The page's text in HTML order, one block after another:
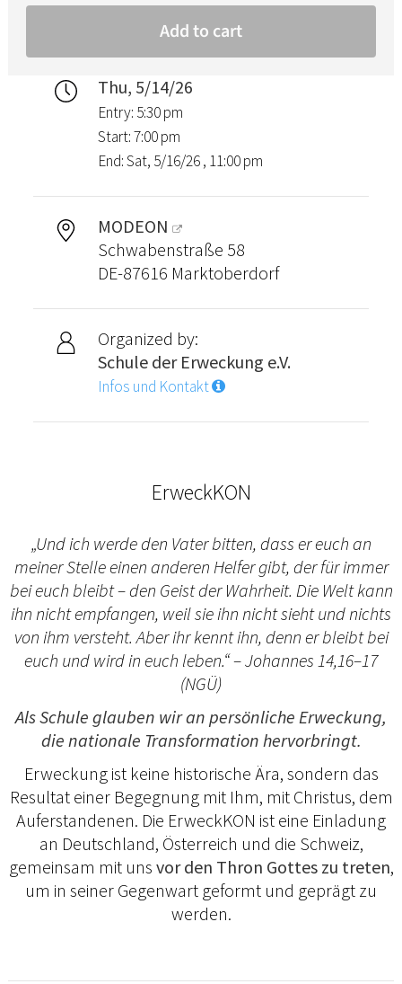
Thu, 5/14/26
Entry: 5:30 pm
Start: 7:00 pm
End: Sat, 5/16/26 , 11:00 pm
MODEON
Schwabenstraße 58
DE-87616 Marktoberdorf
Organized by:
Schule der Erweckung e.V.
Infos und Kontakt
ErweckKON
„Und ich werde den Vater bitten, dass er euch an
meiner Stelle einen anderen Helfer gibt, der für immer
bei euch bleibt – den Geist der Wahrheit. Die Welt kann
ihn nicht empfangen, weil sie ihn nicht sieht und nichts
von ihm versteht. Aber ihr kennt ihn, denn er bleibt bei
euch und wird in euch leben.“ – Johannes 14,16–17
(NGÜ)
Als Schule glauben wir an persönliche Erweckung,
die nationale Transformation hervorbringt.
Erweckung ist keine historische Ära, sondern das
Resultat einer Begegnung mit Ihm, mit Christus, dem
Auferstandenen. Die ErweckKON ist eine Einladung
an Deutschland, Österreich und die Schweiz,
gemeinsam mit uns vor den Thron Gottes zu treten,
um in seiner Gegenwart geformt und geprägt zu
werden.